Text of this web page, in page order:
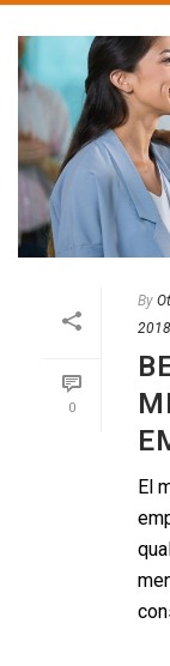
0
By
2018
El